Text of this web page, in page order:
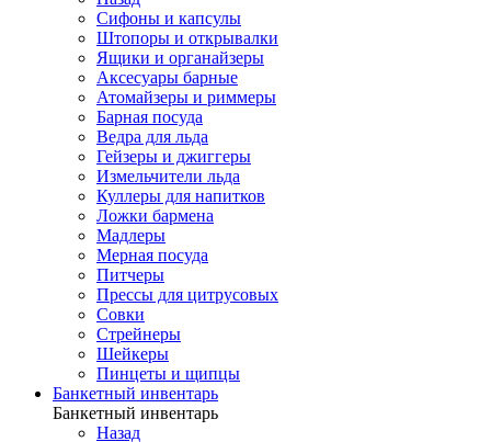
Сифоны и капсулы
Штопоры и открывалки
Ящики и органайзеры
Аксесуары барные
Атомайзеры и риммеры
Барная посуда
Ведра для льда
Гейзеры и джиггеры
Измельчители льда
Куллеры для напитков
Ложки бармена
Мадлеры
Мерная посуда
Питчеры
Прессы для цитрусовых
Совки
Стрейнеры
Шейкеры
Пинцеты и щипцы
Банкетный инвентарь
Банкетный инвентарь
Назад